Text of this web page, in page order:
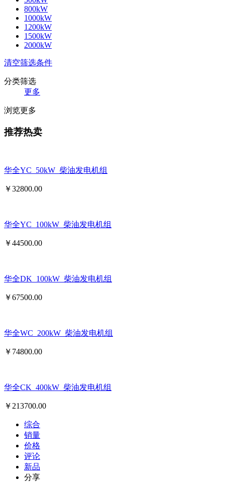
800kW
1000kW
1200kW
1500kW
2000kW
清空筛选条件
分类筛选
更多
浏览更多
推荐热卖
华全YC_50kW_柴油发电机组
￥32800.00
华全YC_100kW_柴油发电机组
￥44500.00
华全DK_100kW_柴油发电机组
￥67500.00
华全WC_200kW_柴油发电机组
￥ 74800.00
华全CK_400kW_柴油发电机组
￥ 213700.00
综合
销量
价格
评论
新品
分享